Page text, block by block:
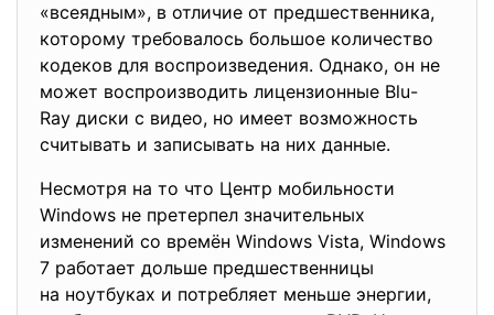
«всеядным», в отличие от предшественника,
которому требовалось большое количество
кодеков для воспроизведения. Однако, он не
может воспроизводить лицензионные Blu-
Ray диски с видео, но имеет возможность
считывать и записывать на них данные.
Несмотря на то что Центр мобильности
Windows не претерпел значительных
изменений со времён Windows Vista, Windows
7 работает дольше предшественницы
на ноутбуках и потребляет меньше энергии,